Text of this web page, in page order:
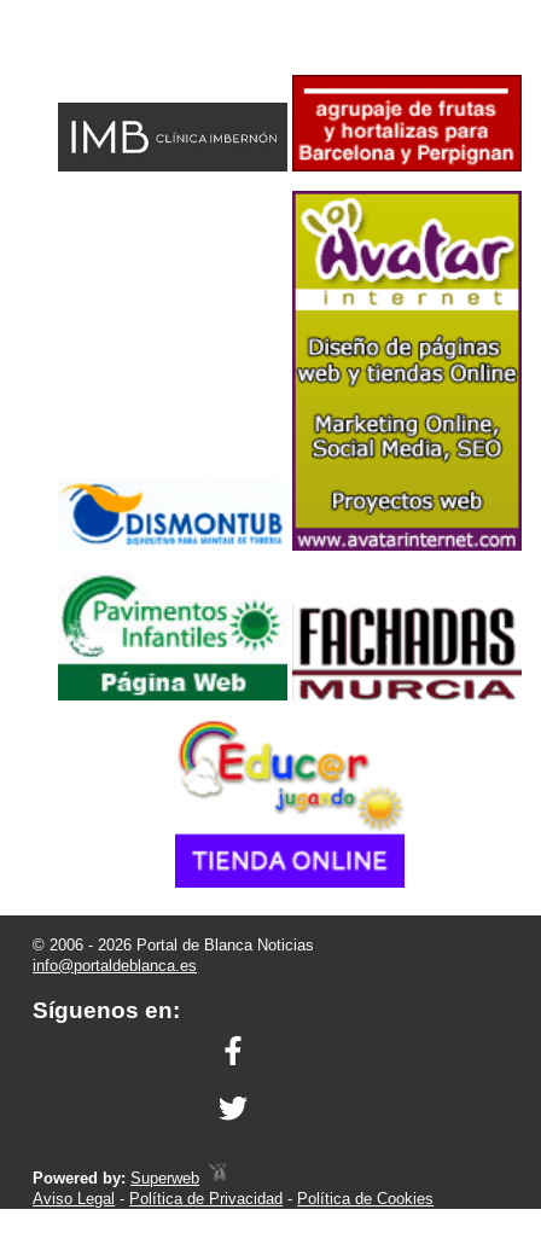
© 2006 - 2026 Portal de Blanca Noticias
info@portaldeblanca.es
Síguenos en:
Powered by:Superweb
Aviso Legal - Política de Privacidad - Política de Cookies